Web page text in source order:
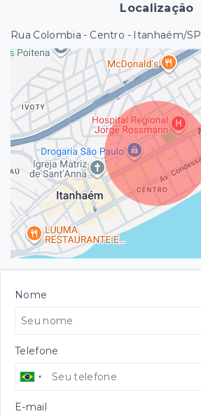
Localização
Rua Colombia - Centro - Itanhaém/SP
Nome
Telefone
E-mail